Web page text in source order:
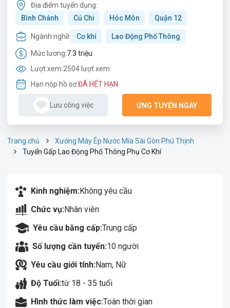
Địa điểm tuyển dụng:
Bình Chánh
Củ Chi Hóc Môn Quận 12
Ngành nghề: Cơ khí Lao Động Phổ Thông
Mức lương:7.3 triệu
Lượt xem:2504 lượt xem
Hạn nộp hồ sơ:ĐÃ HẾT HẠN
Lưu công việc ỨNG TUYỂN NGAY
Trang chủ
Xưởng Máy Ép Nước Mía Sài Gòn Phú Thịnh
Tuyển Gấp Lao Động Phổ Thông Phụ Cơ Khí
Kinh nghiệm:Không yêu cầu
Chức vụ:Nhân viên
Yêu cầu bằng cấp:Trung cấp
Số lượng cần tuyển:10 người
Yêu cầu giới tính:Nam, Nữ
Độ Tuổi:từ 18 - 35 tuổi
Hình thức làm việc:Toàn thời gian